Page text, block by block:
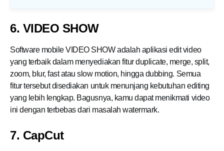
6. VIDEO SHOW
Software mobile VIDEO SHOW adalah aplikasi edit video
yang terbaik dalam menyediakan fitur duplicate, merge, split,
zoom, blur, fast atau slow motion, hingga dubbing. Semua
fitur tersebut disediakan untuk menunjang kebutuhan editing
yang lebih lengkap. Bagusnya, kamu dapat menikmati video
ini dengan terbebas dari masalah watermark.
7. CapCut